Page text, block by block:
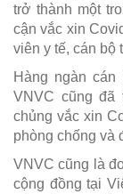
trở thành một
cận vắc xin
viên y tế, cán bộ
Hàng ngàn
VNVC cũng đã
chủng vắc xin
phòng chống và
VNVC cũng là
cộng đồng tại